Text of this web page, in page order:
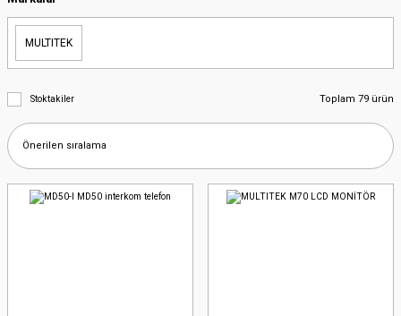
MULTITEK
Stoktakiler Toplam 79 ürün